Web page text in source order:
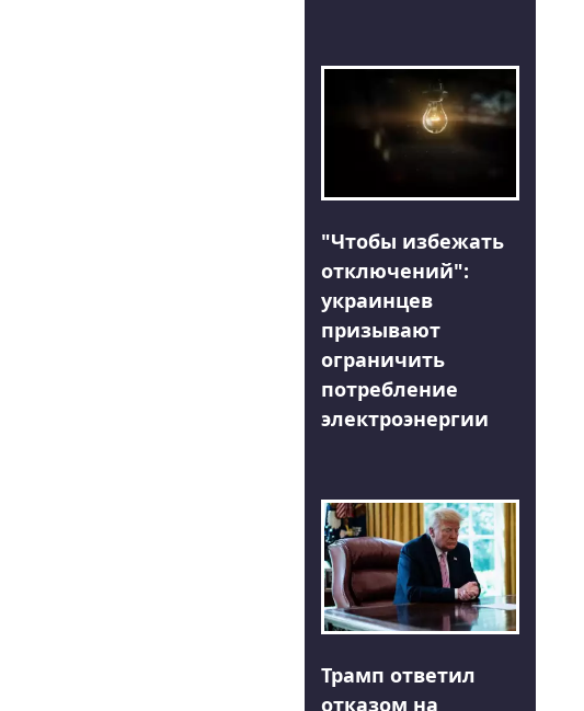
"Чтобы избежать
отключений":
украинцев
призывают
ограничить
потребление
электроэнергии
Трамп ответил
отказом на